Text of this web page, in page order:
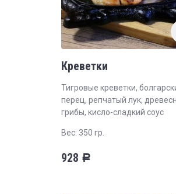
Креветки
Тигровые креветки,
перец, репчатый лук,
грибы, кисло-сладкий соус
Вес: 350 гр.
928 Р